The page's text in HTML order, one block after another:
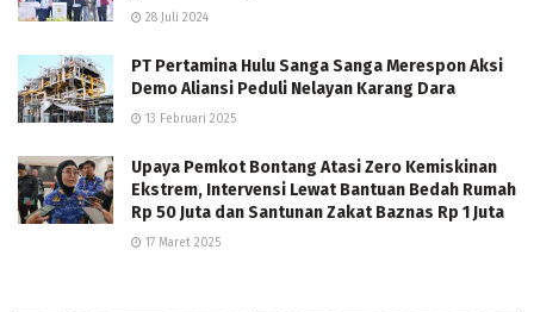
28 Juli 2024
PT Pertamina Hulu Sanga Sanga Merespon Aksi
Demo Aliansi Peduli Nelayan Karang Dara
13 Februari 2025
Upaya Pemkot Bontang Atasi Zero Kemiskinan
Ekstrem, Intervensi Lewat Bantuan Bedah Rumah
Rp 50 Juta dan Santunan Zakat Baznas Rp 1 Juta
17 Maret 2025